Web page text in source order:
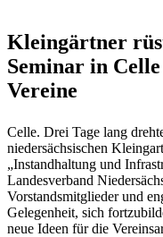
Kleingärtner
Seminar in
Vereine
Celle. Drei Tage lang
niedersächsischen
„Instandhaltung und
Landesverband
Vorstandsmitglieder und
Gelegenheit, sich
neue Ideen für die